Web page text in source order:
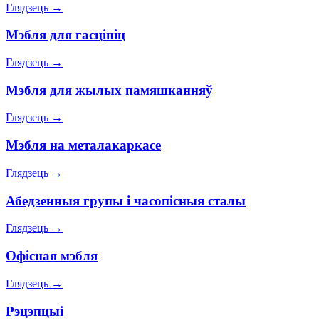
Глядзець →
Мэбля для гасцініц
Глядзець →
Мэбля для жылых памяшканняў
Глядзець →
Мэбля на металакаркасе
Глядзець →
Абедзенныя групы і часопісныя сталы
Глядзець →
Офісная мэбля
Глядзець →
Рэцэпцыі